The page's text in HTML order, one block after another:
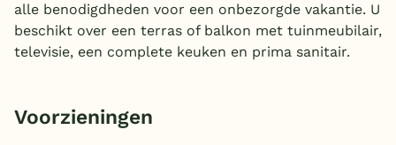
alle benodigdheden voor een onbezorgde vakantie. U
beschikt over een terras of balkon met tuinmeubilair,
televisie, een complete keuken en prima sanitair.
Voorzieningen